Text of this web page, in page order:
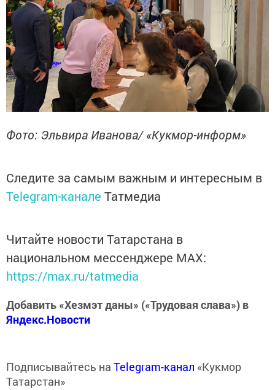
Фото: Эльвира Иванова/ «Кукмор-информ»
Следите за самым важным и интересным в
Telegram-канале Татмедиа
Читайте новости Татарстана в
национальном мессенджере MАХ:
https://max.ru/tatmedia
Добавить «Хезмэт даны» («Трудовая слава») в
Яндекс.Новости
Подписывайтесь на Telegram-канал «Кукмор
Татарстан»